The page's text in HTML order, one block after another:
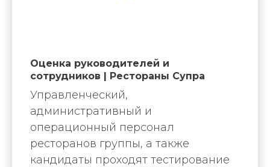
Оценка руководителей и
сотрудников | Рестораны Супра
Управленческий,
административный и
операционный персонал
ресторанов группы, а также
кандидаты проходят тестирование